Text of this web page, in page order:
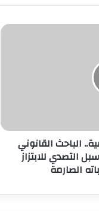
الباحث القانوني
التصدي للابتزاز
الصارمة